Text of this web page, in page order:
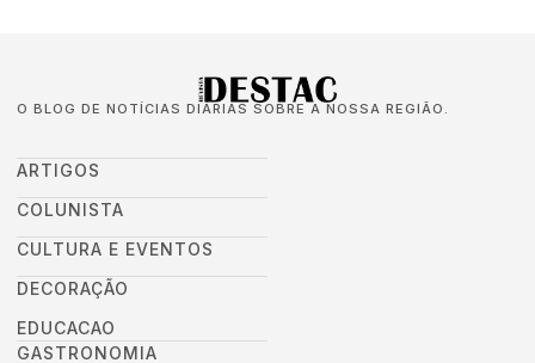
O BLOG DE NOTÍCIAS DIÁRIAS SOBRE A NOSSA REGIÃO.
ARTIGOS
COLUNISTA
CULTURA E EVENTOS
DECORAÇÃO
EDUCACAO
GASTRONOMIA